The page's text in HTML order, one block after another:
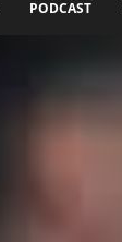
PODCAST